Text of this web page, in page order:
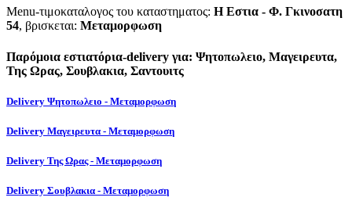
Menu-τιμοκαταλογος του καταστηματος: Η Εστια - Φ. Γκινοσατη
54, βρισκεται: Μεταμορφωση
Παρόμοια εστιατόρια-delivery για: Ψητοπωλειο, Μαγειρευτα,
Της Ωρας, Σουβλακια, Σαντουιτς
Delivery Ψητοπωλειο - Μεταμορφωση
Delivery Μαγειρευτα - Μεταμορφωση
Delivery Της Ωρας - Μεταμορφωση
Delivery Σουβλακια - Μεταμορφωση